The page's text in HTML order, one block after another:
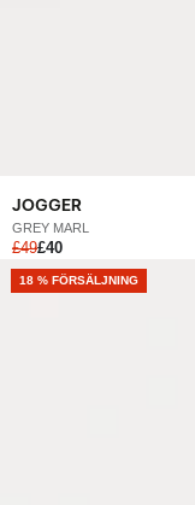
JOGGER
GREY MARL
£49£40
NEW
18 % FÖRSÄLJNING